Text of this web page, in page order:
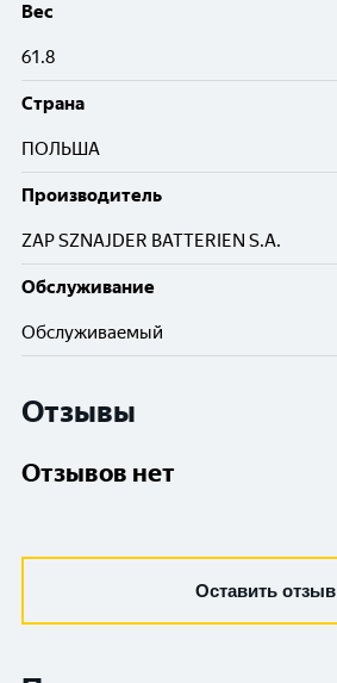
Вес
61.8
Cтрана
ПОЛЬША
Производитель
ZAP SZNAJDER BATTERIEN S.A.
Обслуживание
Обслуживаемый
Отзывы
Отзывов нет
Оставить отзыв